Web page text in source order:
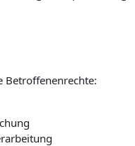
Betroffenenrechte: